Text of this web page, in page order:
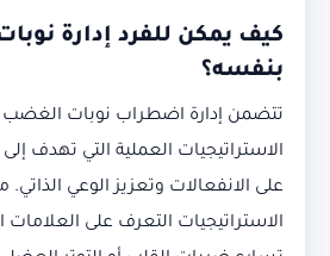
كيف يمكن للفرد إدارة
بنفسه؟
تتضمن إدارة اضطراب نوبات
الاستراتيجيات العملية التي تهدف
على الانفعالات وتعزيز الوعي
الاستراتيجيات التعرف على